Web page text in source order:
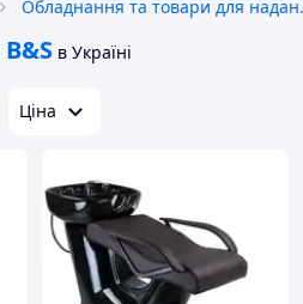
B&S в Україні
Ціна